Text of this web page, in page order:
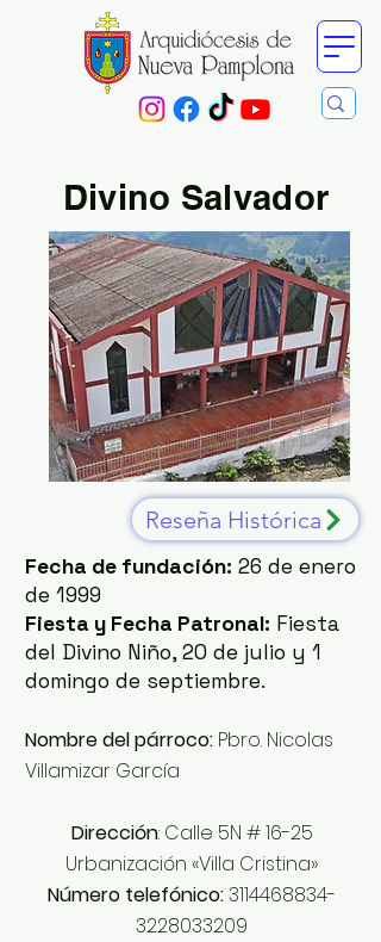
Divino Salvador
Reseña Histórica
Fecha de fundación: 26 de enero
de 1999
Fiesta y Fecha Patronal: Fiesta
del Divino Niño, 20 de julio y 1
domingo de septiembre.
Nombre del párroco: Pbro. Nicolas
Villamizar García
Dirección: Calle 5N # 16-25
Urbanización «Villa Cristina»
Número telefónico:3114468834-
3228033209